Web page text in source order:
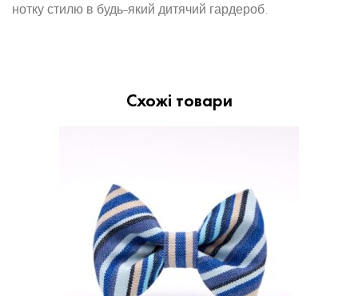
нотку стилю в будь-який дитячий гардероб.
Схожі товари